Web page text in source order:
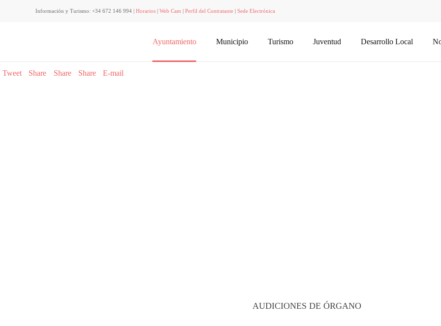
Información y Turismo: +34 672 146 994 | Horarios Web Cam Perfil del Contratante Sede Electrónica
Ayuntamiento Municipio Turismo Juventud Desarrollo Local
Tweet Share Share Share E-mail
AUDICIONES DE ÓRGANO